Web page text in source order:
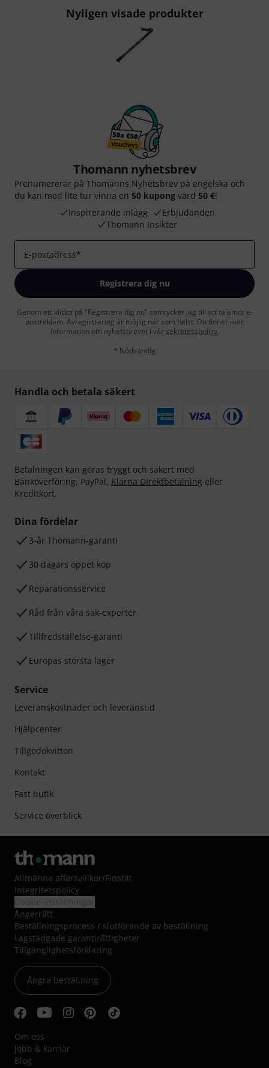
Nyligen visade produkter
Thomann nyhetsbrev
Prenumererar på Thomanns Nyhetsbrev på engelska och
du kan med lite tur vinna en 50 kupong värd 50 €!
Inspirerande inlägg
Erbjudanden
Thomann Insikter
E-postadress*
Registrera dig nu
Genom att klicka på "Registrera dig nu" samtycker jag till att ta emot e-
postreklam. Avregistrering är möjlig när som helst. Du finner mer
information om nyhetsbrevet i vår sekretesspolicy.
* Nödvändig
Handla och betala säkert
Betalningen kan göras tryggt och säkert med
Banköverföring, PayPal, Klarna Direktbetalning eller
Kreditkort.
Dina fördelar
3-år Thomann-garanti
30 dagars öppet köp
Reparationsservice
Råd från våra sak-experter
Tillfredställelse-garanti
Europas största lager
Service
Leveranskostnader och leveranstid
Hjälpcenter
Tillgodokvitton
Kontakt
Fast butik
Service överblick
Allmänna affärsvillkor/Finstilt
Integritetspolicy
Ångerrätt
Beställningsprocess / slutförande av beställning
Lagstadgade garantirättigheter
Tillgänglighetsförklaring
Ångra beställning
Om oss
Jobb & karriär
Blog